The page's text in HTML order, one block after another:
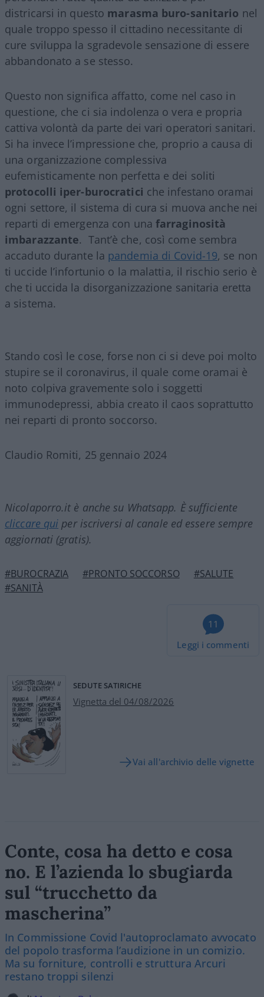
districarsi in questo marasma buro-sanitario nel
quale troppo spesso il cittadino necessitante di
cure sviluppa la sgradevole sensazione di essere
abbandonato a se stesso.
Questo non significa affatto, come nel caso in
questione, che ci sia indolenza o vera e propria
cattiva volontà da parte dei vari operatori sanitari.
Si ha invece l’impressione che, proprio a causa di
una organizzazione complessiva
eufemisticamente non perfetta e dei soliti
protocolli iper-burocratici che infestano oramai
ogni settore, il sistema di cura si muova anche nei
reparti di emergenza con una farraginosità
imbarazzante. Tant’è che, così come sembra
accaduto durante la pandemia di Covid-19, se non
ti uccide l’infortunio o la malattia, il rischio serio è
che ti uccida la disorganizzazione sanitaria eretta
a sistema.
Stando così le cose, forse non ci si deve poi molto
stupire se il coronavirus, il quale come oramai è
noto colpiva gravemente solo i soggetti
immunodepressi, abbia creato il caos soprattutto
nei reparti di pronto soccorso.
Claudio Romiti, 25 gennaio 2024
Nicolaporro.it è anche su Whatsapp. È sufficiente
cliccare qui per iscriversi al canale ed essere sempre
aggiornati (gratis).
#BUROCRAZIA #PRONTO SOCCORSO
#SALUTE
#SANITÀ
11
Leggi i commenti
SEDUTE SATIRICHE
Vignetta del 04/08/2026
Vai all'archivio delle vignette
Conte, cosa ha detto e cosa
no. E l’azienda lo sbugiarda
sul “trucchetto da
mascherina”
In Commissione Covid l'autoproclamato avvocato
del popolo trasforma l’audizione in un comizio.
Ma su forniture, controlli e struttura Arcuri
restano troppi silenzi